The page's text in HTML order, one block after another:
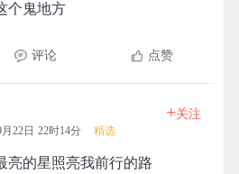
个鬼地方
评论 点赞
月22日 22时14分 精选
+关注
亮的星照亮我前行的路